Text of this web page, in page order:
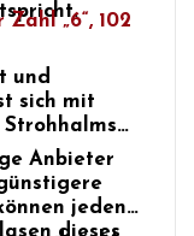
„6“, 102
und
sich mit
Anbieter
jeden
dieses